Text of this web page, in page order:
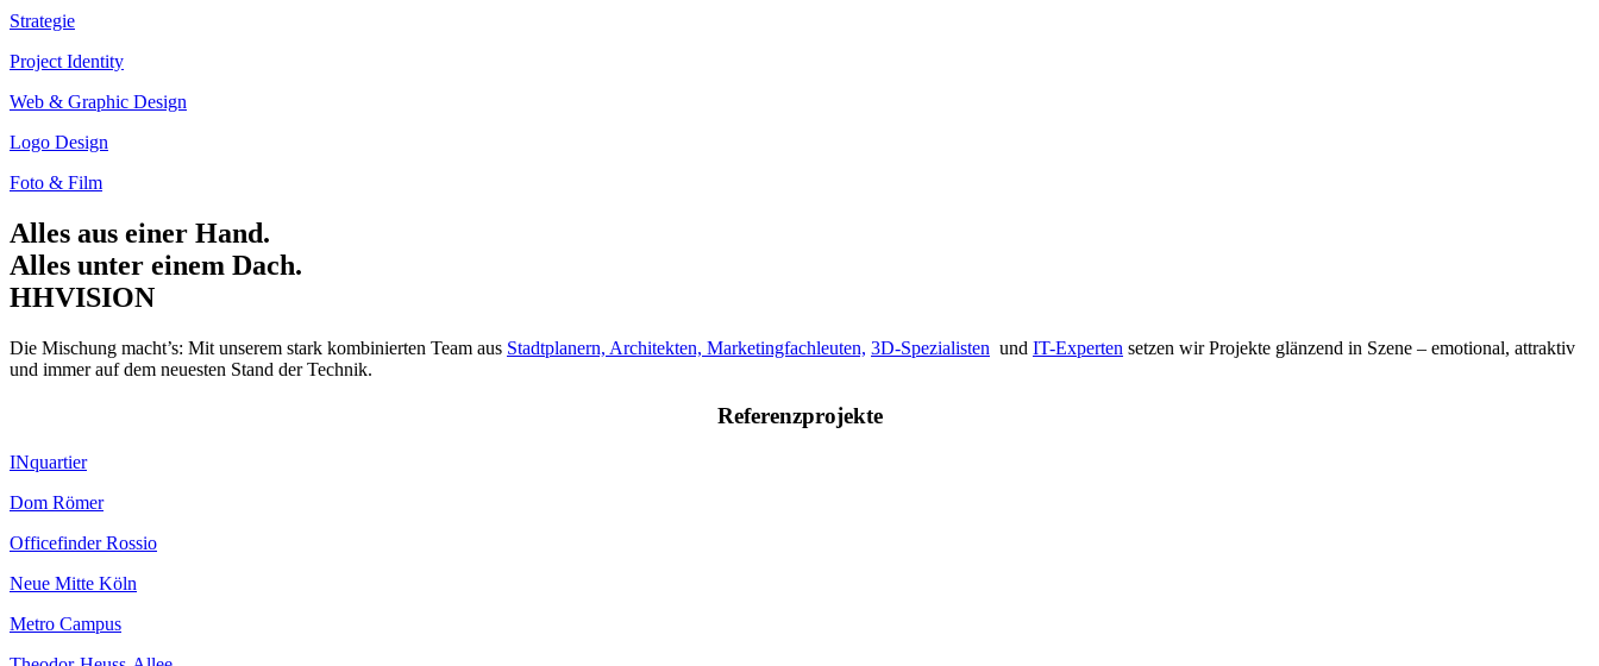
Strategie
Project Identity
Web & Graphic Design
Logo Design
Foto & Film
Alles aus einer Hand.
Alles unter einem Dach.
HHVISION
Die Mischung macht’s: Mit unserem stark kombinierten Team aus Stadtplanern, Architekten, Marketingfachleuten, 3D-Spezialisten und IT-Experten setzen wir Projekte glänzend in Szene – emotional, attraktiv
und immer auf dem neuesten Stand der Technik.
Referenzprojekte
INquartier
Dom Römer
Officefinder Rossio
Neue Mitte Köln
Metro Campus